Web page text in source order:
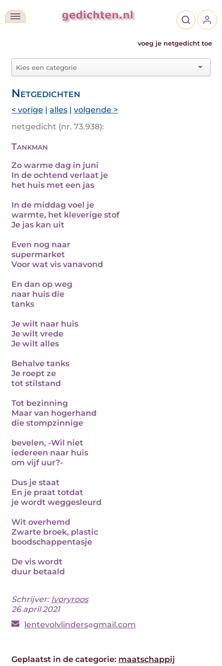
voeg je netgedicht toe
Netgedichten
< vorige | alles | volgende >
netgedicht (nr. 73.938):
Tankman
Zo warme dag in juni
In de ochtend verlaat je
het huis met een jas
In de middag voel je
warmte, het kleverige stof
Je jas kan uit
Even nog naar
supermarket
Voor wat vis vanavond
En dan op weg
naar huis die
tanks
Je wilt naar huis
Je wilt vrede
Je wilt alles
Behalve tanks
Je roept ze
tot stilstand
Tot bezinning
Maar van hogerhand
die stompzinnige
bevelen, -Wil niet
iedereen naar huis
om vijf uur?-
Dus je staat
En je praat totdat
je wordt weggesleurd
Wit overhemd
Zwarte broek, plastic
boodschappentasje
De vis wordt
duur betaald
Schrijver: Ivoryroos
26 april 2021
lentevolvlinders gmail.com
Geplaatst in de categorie: maatschappij